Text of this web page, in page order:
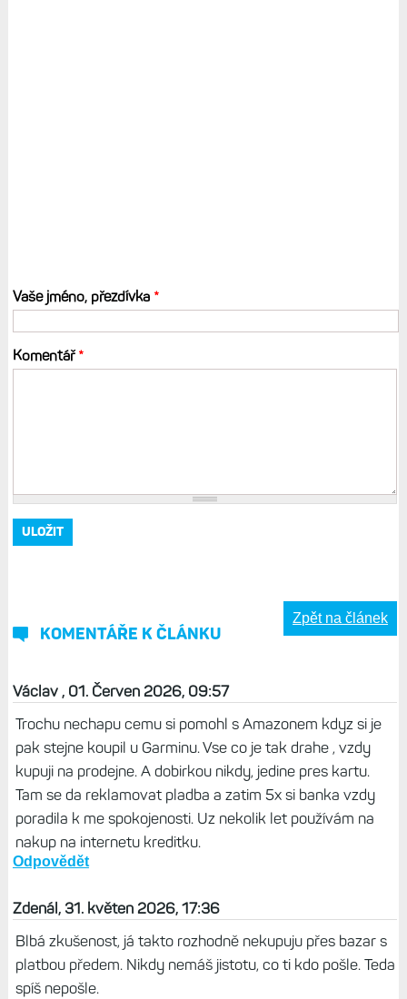
Vaše jméno, přezdívka *
Komentář*
KOMENTÁŘE K ČLÁNKU
Zpět na článek
Václav , 01. Červen 2026, 09:57
Trochu nechapu cemu si pomohl s Amazonem kdyz si je
pak stejne koupil u Garminu. Vse co je tak drahe , vzdy
kupuji na prodejne. A dobirkou nikdy, jedine pres kartu.
Tam se da reklamovat pladba a zatim 5x si banka vzdy
poradila k me spokojenosti. Uz nekolik let používám na
nakup na internetu kreditku.
Odpovědět
Zdenál, 31. květen 2026, 17:36
Blbá zkušenost, já takto rozhodně nekupuju přes bazar s
platbou předem. Nikdy nemáš jistotu, co ti kdo pošle. Teda
spíš nepošle.